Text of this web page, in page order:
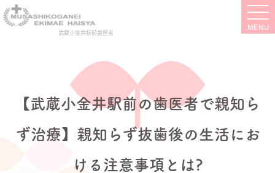
武蔵小金井駅前歯医者
【武蔵小金井駅前の歯医者で親知ら
ず治療】親知らず抜歯後の生活にお
ける注意事項とは?